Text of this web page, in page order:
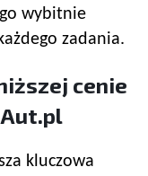
wybitnie
zadania.
cenie
kluczowa